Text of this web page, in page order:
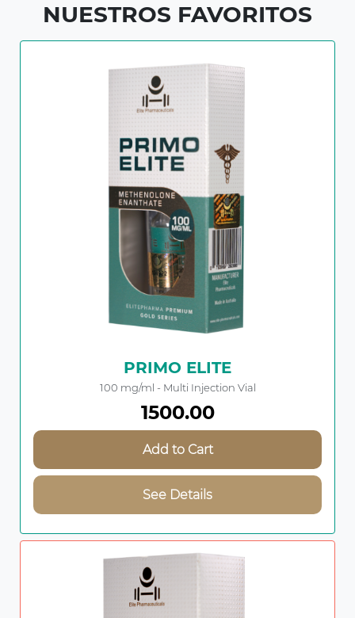
NUESTROS FAVORITOS
PRIMO ELITE
100 mg/ml - Multi Injection Vial
1500.00
Add to Cart
See Details